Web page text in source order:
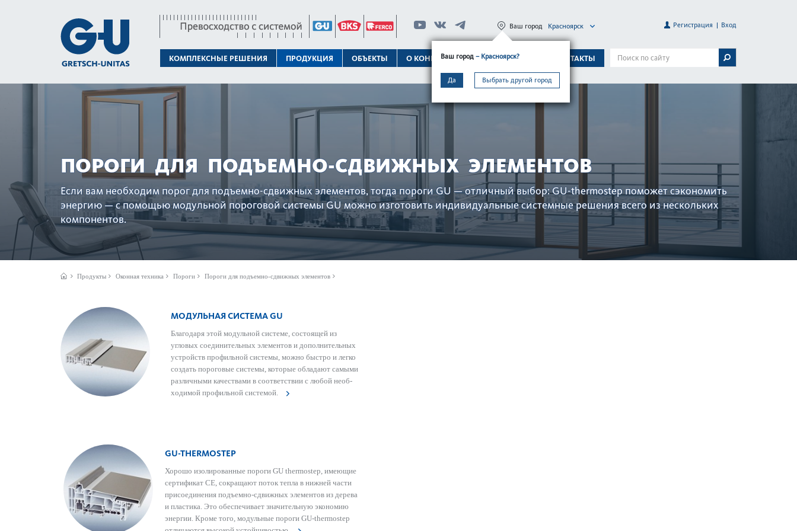
КОМПЛЕКСНЫЕ РЕШЕНИЯ ПРОДУКЦИЯ ОБЪЕКТЫ О КОНЦЕРНЕ ТЕХПОДДЕРЖКА КОНТАКТЫ
Ваш город – Красноярск?
Да Выбрать другой город
Ваш город Красноярск Регистрация Вход
ПОРОГИ ДЛЯ ПОДЪЕМНО-СДВИЖНЫХ ЭЛЕМЕНТОВ
Если вам нео­б­ходим порог для подъемно-сдвижных элементов, тогда пороги GU — отличный выбор: GU-thermostep поможет сэкономить
энергию — с помощью модульной пор­оговой сис­темы GU можно изготовить индив­идуальные сис­темные решения всего из нес­кольких
компонентов.
Продукты Оконная техника Пороги Пороги для подъемно-сдвижных элементов
МОДУЛЬНАЯ СИСТЕМА GU
Благодаря этой модульной сис­теме, сос­тоящей из
угловых соединительных элементов и дополнительных
устройств профильной сис­темы, можно быстро и легко
создать пор­оговые сис­темы, которые обладают самыми
различными качествами в соотв­е­тствии с любой нео­б­
ход­имой профильной сис­темой.
GU-THER­MOSTEP
Хорошо изолированные пороги GU thermostep, имеющие
сертификат CE, сокращают поток тепла в нижней части
присо­единения подъемно-сдвижных элементов из дерева
и пла­стика. Это обеспечивает значительную экономию
энергии. Кроме того, модульные пороги GU-thermostep